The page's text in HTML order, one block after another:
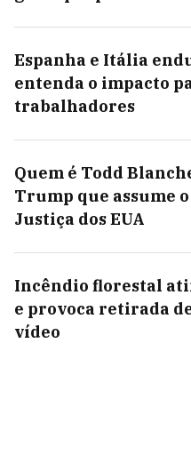
Espanha e Itália
entenda o impacto
trabalhadores
Quem é Todd
Trump que assume
Justiça dos EUA
Incêndio florestal
e provoca retirada
vídeo